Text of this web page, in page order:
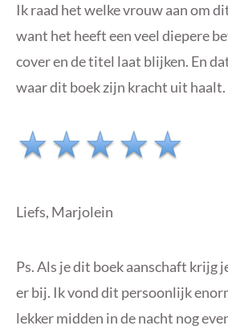
Ik raad het welke vrouw aan om
want het heeft een veel diepere
cover en de titel laat blijken. En
waar dit boek zijn kracht uit haalt.
Liefs, Marjolein
Ps. Als je dit boek aanschaft krijg
er bij. Ik vond dit persoonlijk
lekker midden in de nacht nog